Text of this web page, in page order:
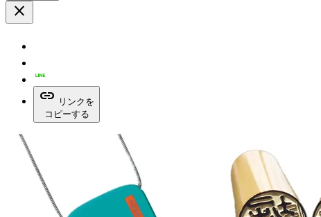
close
link リンクを
コピーする